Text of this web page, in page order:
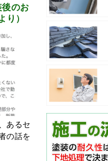
のお
）
あるセ
の話を